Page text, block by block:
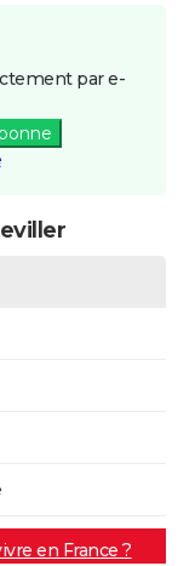
par e-
en France ?